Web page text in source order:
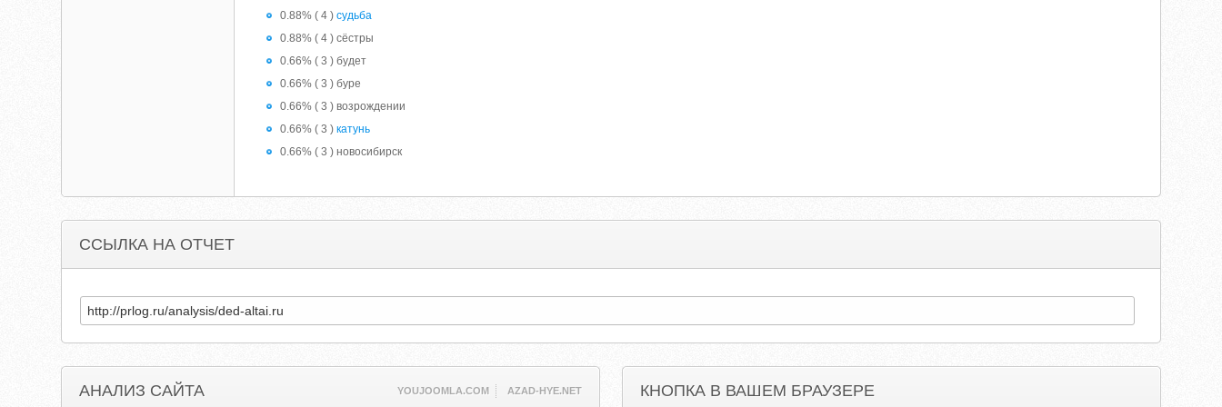
0.88% ( 4 )судьба
0.88% ( 4 ) сёстры
0.66% ( 3 ) будет
0.66% ( 3 ) буре
0.66% ( 3 ) возрождении
0.66% ( 3 )катунь
0.66% ( 3 ) новосибирск
ССЫЛКА НА ОТЧЕТ
АНАЛИЗ САЙТА YOUJOOMLA.COM AZAD-HYE.NET КНОПКА В ВАШЕМ БРАУЗЕРЕ